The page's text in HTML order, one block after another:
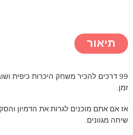
תיאור
99 דרכים להכיר משחק היכרות כיפית
זמן.
אז אם אתם מוכנים לגרות את הדמיון
שיחה מגוונים.